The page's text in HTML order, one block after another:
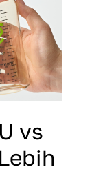
vs